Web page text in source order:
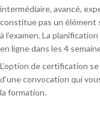
intermédiaire, avancé,
constitue pas un élément
à l’examen. La
en ligne dans les 4
L’option de certification
d’une convocation qui
la formation.